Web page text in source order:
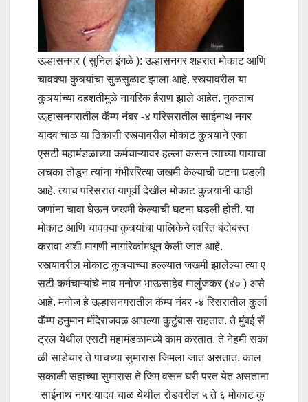
उल्हासनगर ( सुनिल इंगळे ): उल्हासनगर शहरात मोकाट आणि
चावक्या कुत्र्यांचा सुळसुळाट झाला आहे. रस्त्यावरील या
कुत्र्यांच्या दहशतीमुळे नागरिक हैराण झाले आहेत. नुकताच
उल्हासनगरातील कॅम्प नंबर -४ परिसरातील साईनाथ नगर
यादव चाळ या ठिकाणी रस्त्यावरील मोकाट कुत्र्याने एका
एसटी महामंडळाच्या कर्मचाऱ्यावर हल्ला करून त्याच्या पायाचा
लचका तोडून त्यांना गंभीररित्या जखमी केल्याची घटना घडली
आहे. त्याच परिसरात यापूर्वी देखील मोकाट कुत्र्यांनी काही
जणांना चावा घेऊन जखमी केल्याची घटना घडली होती. या
मोकाट आणि चावक्या कुत्र्यांचा पालिकेने त्वरित बंदोबस्त
करावा अशी मागणी नागरिकांमधून केली जात आहे.
रस्त्यावरील मोकाट कुत्र्याच्या हल्ल्यात जखमी झालेल्या त्या ए
सटी कर्मचाऱ्यांचे नाव मनोज भाऊसाहेब मालुंजकर (४० ) असे
आहे. मनोज हे उल्हासनगरातील कॅम्प नंबर -४ रिसरातील कुर्ला
कॅम्प हनुमान मंदिराजवळ आपल्या कुटुंबास राहतात. ते मुंबई सें
ट्रल येथील एसटी महामंडळामध्ये काम करतात. ते नेहमी सका
ळी साडेचार ते पाचच्या सुमारास जिमला जात असतात. काल
सकाळी सहाच्या सुमारास ते जिम वरून घरी परत येत असताना
साईनाथ नगर यादव चाळ येथील रोडवरील ५ ते ६ मोकाट कु